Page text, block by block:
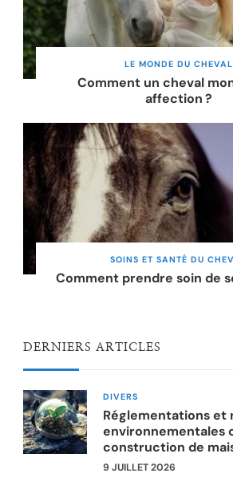
LE MONDE DU CHEVAL
Comment un cheval
affection ?
SOINS ET SANTÉ DU
Comment prendre soin de
DERNIERS ARTICLES
DIVERS
Réglementations et
environnementales
construction de
9 JUILLET 2026